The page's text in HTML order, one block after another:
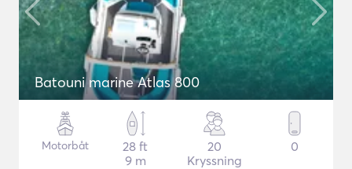
Batouni marine Atlas 800
Motorbåt
28 ft
9 m
20
Kryssning
0